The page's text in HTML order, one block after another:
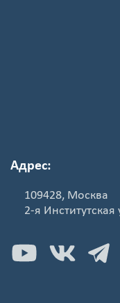
Адрес:
109428, Москва
2-я Институтская